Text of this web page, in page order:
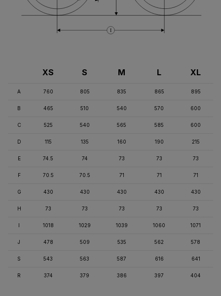
I
XS S M L XL
A 760 805 835 865 895
B 465 510 540 570 600
C 525 540 565 585 600
D 115 135 160 190 215
E 74.5 74 73 73 73
F 70.5 70.5 71 71 71
G 430 430 430 430 430
H 73 73 73 73 73
I 1018 1029 1039 1060 1071
J 478 509 535 562 578
S 543 563 587 616 641
R 374 379 386 397 404